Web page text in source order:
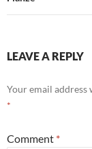
LEAVE A REPLY
Your email address
*
Comment *